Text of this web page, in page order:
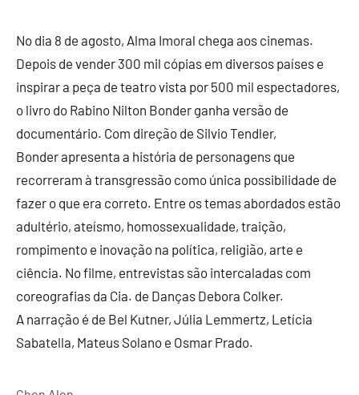
No dia 8 de agosto, Alma Imoral chega aos cinemas.
Depois de vender 300 mil cópias em diversos países e
inspirar a peça de teatro vista por 500 mil espectadores,
o livro do Rabino Nilton Bonder ganha versão de
documentário. Com direção de Silvio Tendler,
Bonder apresenta a história de personagens que
recorreram à transgressão como única possibilidade de
fazer o que era correto. Entre os temas abordados estão
adultério, ateísmo, homossexualidade, traição,
rompimento e inovação na política, religião, arte e
ciência. No filme, entrevistas são intercaladas com
coreografias da Cia. de Danças Debora Colker.
A narração é de Bel Kutner, Júlia Lemmertz, Letícia
Sabatella, Mateus Solano e Osmar Prado.